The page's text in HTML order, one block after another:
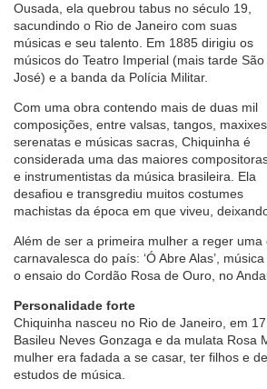
Ousada, ela quebrou tabus no século 19,
sacundindo o Rio de Janeiro com suas
músicas e seu talento. Em 1885 dirigiu os
músicos do Teatro Imperial (mais tarde São
José) e a banda da Polícia Militar.
Com uma obra contendo mais de duas mil
composições, entre valsas, tangos, maxixes,
serenatas e músicas sacras, Chiquinha é
considerada uma das maiores
e instrumentistas da música brasileira. Ela
desafiou e transgrediu muitos costumes
machistas da época em que viveu,
Além de ser a primeira mulher a reger
carnavalesca do país: ‘Ó Abre Alas’,
o ensaio do Cordão Rosa de Ouro, no
Personalidade forte
Chiquinha nasceu no Rio de Janeiro, em
Basileu Neves Gonzaga e da mulata Rosa
mulher era fadada a se casar, ter filhos e
estudos de música.